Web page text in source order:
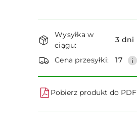
Dostępność
i
dostawa
Wysyłka w
ciągu:
3 dni
Cena przesyłki: 17
Pobierz produkt do PDF